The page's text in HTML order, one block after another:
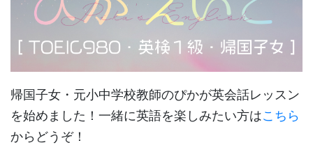
帰国子女・元小中学校教師のぴかが英会話レッスン
を始めました！一緒に英語を楽しみたい方はこちら
からどうぞ！